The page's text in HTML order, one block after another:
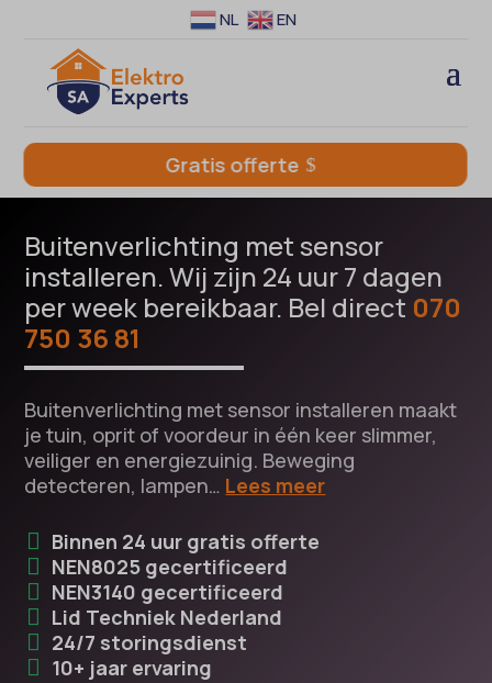
NL EN
Gratis offerte
Buitenverlichting met sensor
installeren. Wij zijn 24 uur 7 dagen
per week bereikbaar. Bel direct 070
750 36 81
Buitenverlichting met sensor installeren maakt
je tuin, oprit of voordeur in één keer slimmer,
veiliger en energiezuinig. Beweging
detecteren, lampen… Lees meer
Binnen 24 uur gratis offerte
NEN8025 gecertificeerd
NEN3140 gecertificeerd
Lid Techniek Nederland
24/7 storingsdienst
10+ jaar ervaring